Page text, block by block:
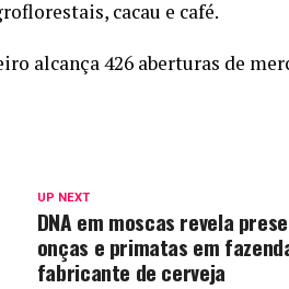
cacau e café.
alcança 426 aberturas de
UP NEXT
DNA em moscas revela
onças e primatas em
fabricante de cerveja